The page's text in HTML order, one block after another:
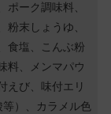
ーク調味料、
末しょうゆ、
食塩、こんぶ粉
料、メンマパウ
えび、味付エリ
）、カラメル色